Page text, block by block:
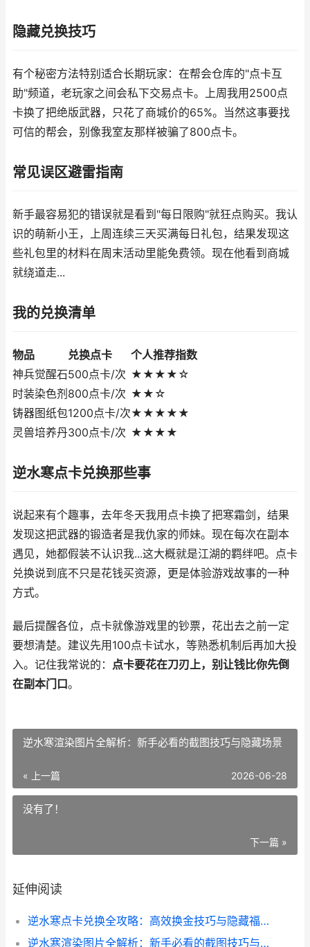
隐藏兑换技巧
有个秘密方法特别适合长期玩家：在帮会仓库的"点卡互
助"频道，老玩家之间会私下交易点卡。上周我用2500点
卡换了把绝版武器，只花了商城价的65%。当然这事要找
可信的帮会，别像我室友那样被骗了800点卡。
常见误区避雷指南
新手最容易犯的错误就是看到"每日限购"就狂点购买。我认
识的萌新小王，上周连续三天买满每日礼包，结果发现这
些礼包里的材料在周末活动里能免费领。现在他看到商城
就绕道走...
我的兑换清单
物品 兑换点卡
个人推荐指数
神兵觉醒石500点卡/次 ★★★★☆
时装染色剂 800点卡/次 ★★☆
铸器图纸包1200点卡/次★★★★★
灵兽培养丹300点卡/次 ★★★★
逆水寒点卡兑换那些事
说起来有个趣事，去年冬天我用点卡换了把寒霜剑，结果
发现这把武器的锻造者是我仇家的师妹。现在每次在副本
遇见，她都假装不认识我...这大概就是江湖的羁绊吧。点卡
兑换说到底不只是花钱买资源，更是体验游戏故事的一种
方式。
最后提醒各位，点卡就像游戏里的钞票，花出去之前一定
要想清楚。建议先用100点卡试水，等熟悉机制后再加大投
入。记住我常说的： 点卡要花在刀刃上，别让钱比你先倒
在副本门口。
逆水寒渲染图片全解析：新手必看的截图技巧与隐藏场景
« 上一篇 2026-06-28
没有了！
下一篇 »
延伸阅读
逆水寒点卡兑换全攻略：高效换金技巧与隐藏福利大揭秘
逆水寒渲染图片全解析：新手必看的截图技巧与隐藏场景